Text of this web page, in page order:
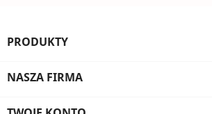
PRODUKTY
NASZA FIRMA